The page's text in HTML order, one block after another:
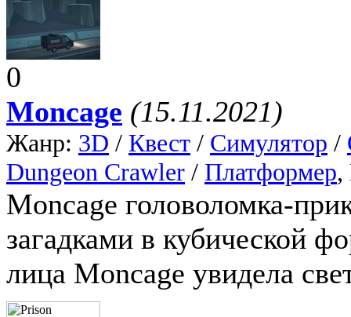
0
Moncage (15.11.2021)
Жанр: 3D / Квест / Симулятор /
Dungeon Crawler / Платформер,
Moncage головоломка-
загадками в кубической
лица Moncage увидела